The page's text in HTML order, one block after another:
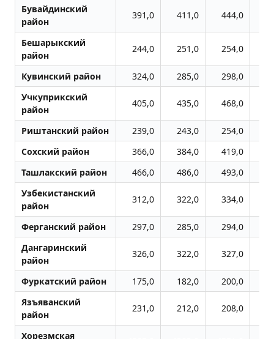
Бувайдинский
район
391,0 411,0 444,0
Бешарыкский
район
244,0 251,0 254,0
Кувинский район 324,0 285,0 298,0
Учкуприкский
район
405,0 435,0 468,0
Риштанский район 239,0 243,0 254,0
Сохский район
366,0 384,0 419,0
Ташлакский район
466,0 486,0 493,0
Узбекистанский
район
312,0 322,0 334,0
Ферганский район 297,0 285,0 294,0
Дангаринский
район
326,0 322,0 327,0
Фуркатский район 175,0 182,0 200,0
Язъяванский
район
231,0 212,0 208,0
Хорезмская